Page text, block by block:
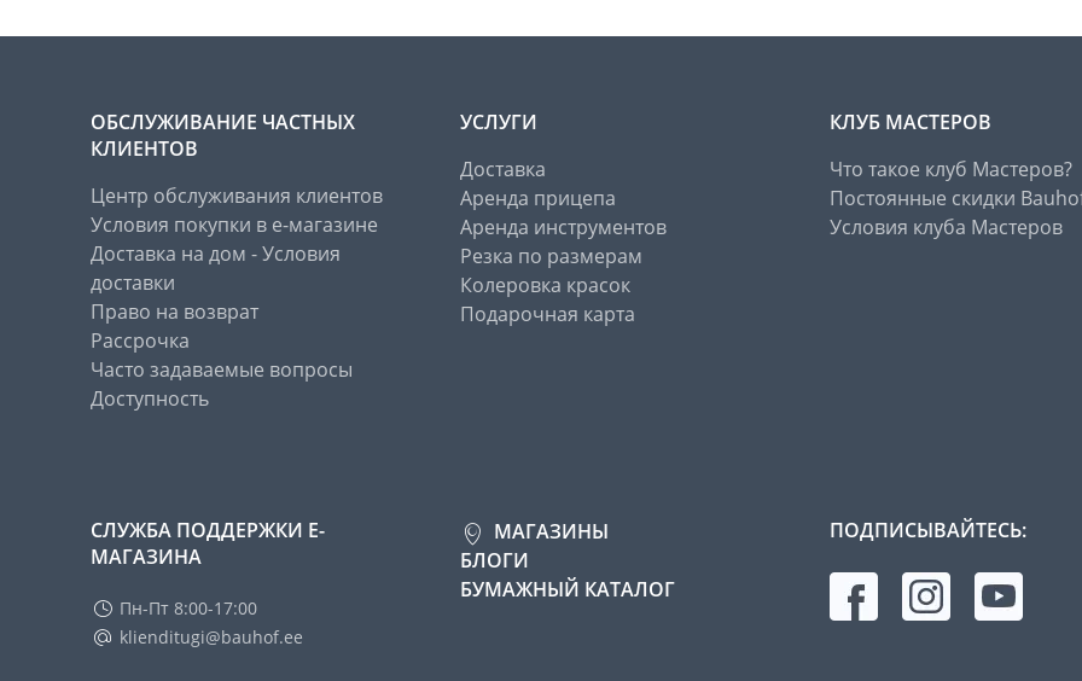
ОБСЛУЖИВАНИЕ ЧАСТНЫХ
КЛИЕНТОВ
Центр обслуживания клиентов
Условия покупки в е-магазине
Доставка на дом - Условия
доставки
Право на возврат
Рассрочка
Часто задаваемые вопросы
Доступность
УСЛУГИ
Доставка
Аренда прицепа
Аренда инструментов
Резка по размерам
Колеровка красок
Подарочная карта
КЛУБ МАСТЕРОВ
Что такое клуб Мастеров?
Постоянные скидки
Условия клуба Мастеров
СЛУЖБА ПОДДЕРЖКИ Е-
МАГАЗИНА
Пн-Пт 8:00-17:00
klienditugi@bauhof.ee
МАГАЗИНЫ
БЛОГИ
БУМАЖНЫЙ КАТАЛОГ
ПОДПИСЫВАЙТЕСЬ: